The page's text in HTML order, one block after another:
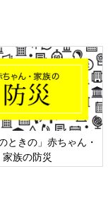
ときの」赤ちゃん・
家族の防災